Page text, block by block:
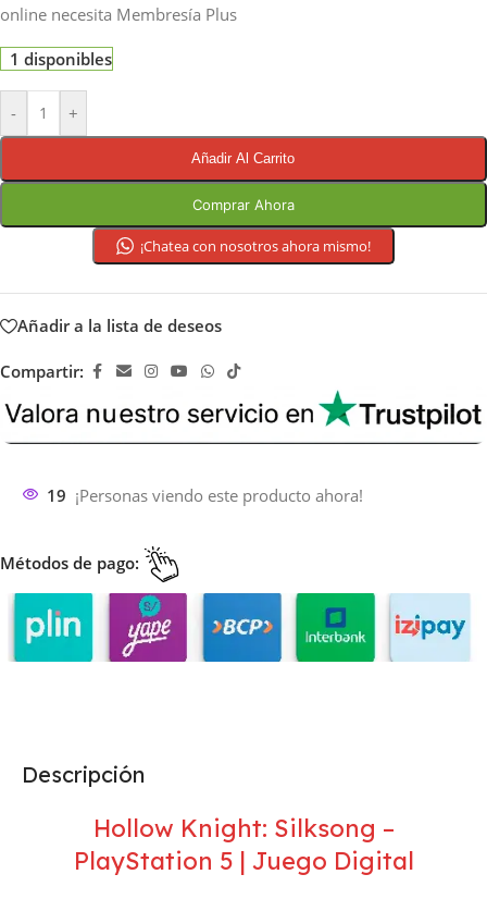
online necesita Membresía Plus
1 disponibles
- +
Añadir Al Carrito
Comprar Ahora
¡Chatea con nosotros ahora mismo!
Añadir a la lista de deseos
Compartir:
19 ¡Personas viendo este producto ahora!
Métodos de pago:
Descripción
Hollow Knight: Silksong –
PlayStation 5 | Juego Digital